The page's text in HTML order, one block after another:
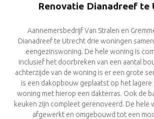
Renovatie Dianadreef te
Aannemersbedrijf Van Stralen en
Dianadreef te Utrecht drie woningen
eengezinswoning. De hele woning is
inclusief het doorbreken van een aantal
achterzijde van de woning is er een grote
is een dakopbouw geplaatst op het lagere
woning met hierop een dakterras. Ook de
keuken zijn compleet gerenoveerd. De hele
afgewerkt en omgebouwd tot een